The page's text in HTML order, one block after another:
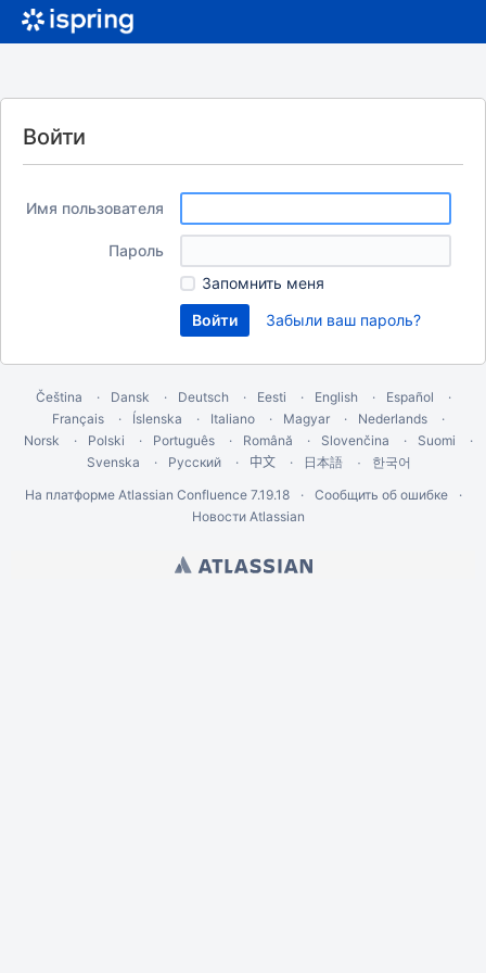
Войти
Имя пользователя
Пароль
Запомнить меня
Забыли ваш пароль?
Čeština Dansk Deutsch Eesti English
Español
Français
Íslenska Italiano Magyar
Nederlands
Norsk
Polski Português Română Slovenčina
Suomi
Svenska
Русский 中文 日本語
한국어
На платформе Atlassian Confluence 7.19.18
Сообщить об ошибке
Новости Atlassian